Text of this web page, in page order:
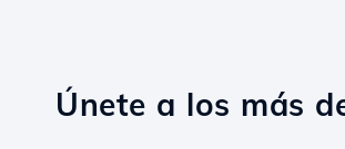
Únete a los más